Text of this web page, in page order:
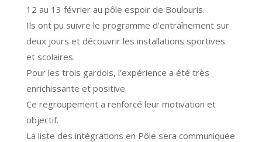
12 au 13 février au pôle espoir de Boulouris.
Ils ont pu suivre le programme d’entraînement sur
deux jours et découvrir les installations sportives
et scolaires.
Pour les trois gardois, l’expérience a été très
enrichissante et positive.
Ce regroupement a renforcé leur motivation et
objectif.
La liste des intégrations en Pôle sera communiquée